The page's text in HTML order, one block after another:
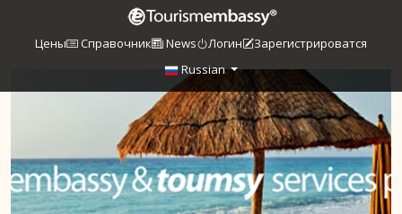
Цены Справочник News Логин
Зарегистрироватся
Russian